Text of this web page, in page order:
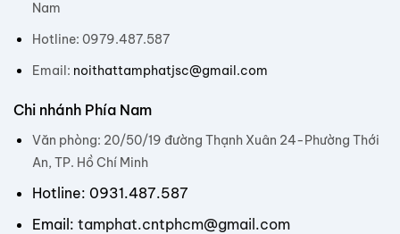
Nam
Hotline: 0979.487.587
Email: noithattamphatjsc@gmail.com
Chi nhánh Phía Nam
Văn phòng: 20/50/19 đường Thạnh Xuân 24-Phường Thới
An, TP. Hồ Chí Minh
Hotline: 0931.487.587
Email: tamphat.cntphcm@gmail.com